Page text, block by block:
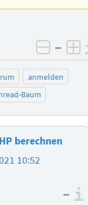
–
anmelden
Baum
berechnen
10:52
–